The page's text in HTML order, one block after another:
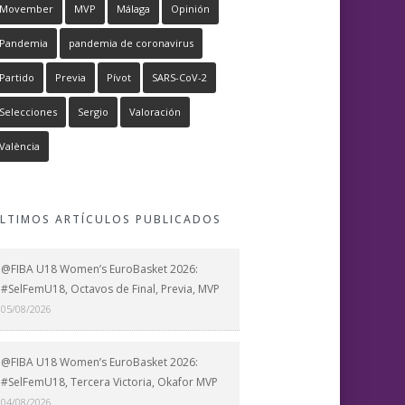
Movember MVP Málaga Opinión
Pandemia pandemia de coronavirus
Partido Previa Pívot SARS-CoV-2
Selecciones Sergio Valoración
València
ARTÍCULOS PUBLICADOS
@FIBA U18 Women’s EuroBasket 2026:
#SelFemU18, Octavos de Final, Previa, MVP
05/08/2026
@FIBA U18 Women’s EuroBasket 2026:
#SelFemU18, Tercera Victoria, Okafor MVP
04/08/2026